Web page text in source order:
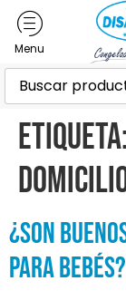
Etiqueta:
¿Son
para bebés?